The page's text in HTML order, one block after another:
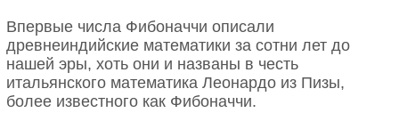
Впервые числа Фибоначчи описали
древнеиндийские математики за сотни лет до
нашей эры, хоть они и названы в честь
итальянского математика Леонардо из Пизы,
более известного как Фибоначчи.